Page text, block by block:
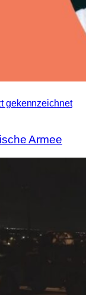
gekennzeichnet
Armee